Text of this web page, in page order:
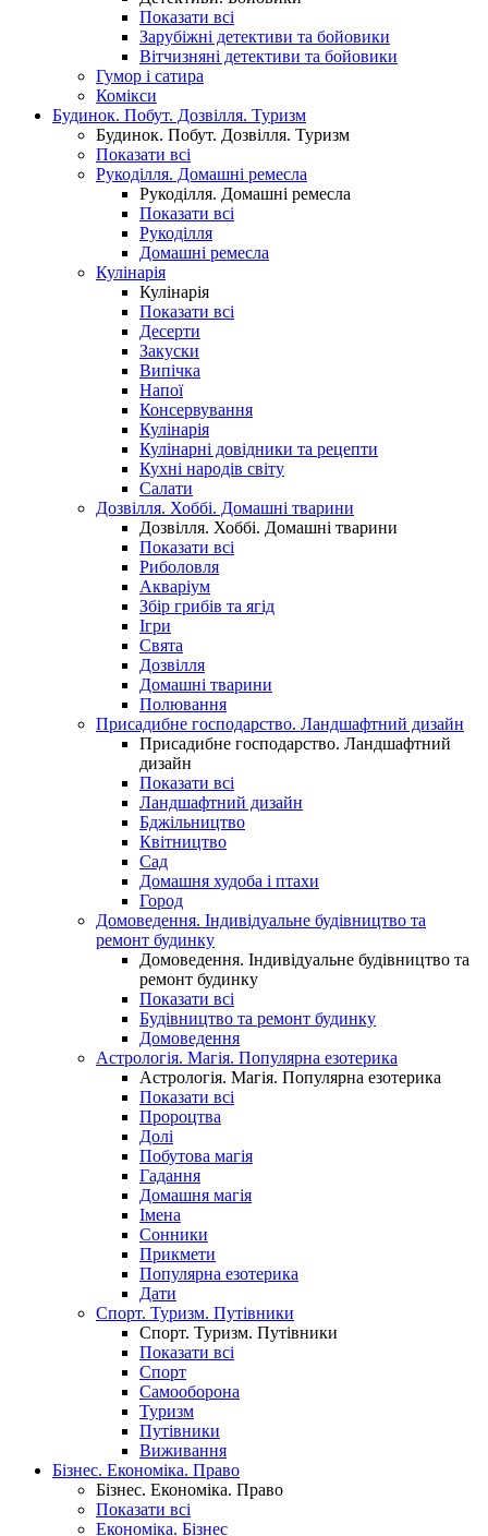
Показати всі
Зарубіжні детективи та бойовики
Вітчизняні детективи та бойовики
Гумор і сатира
Комікси
Будинок. Побут. Дозвілля. Туризм
Будинок. Побут. Дозвілля. Туризм
Показати всі
Рукоділля. Домашні ремесла
Рукоділля. Домашні ремесла
Показати всі
Рукоділля
Домашні ремесла
Кулінарія
Кулінарія
Показати всі
Десерти
Закуски
Випічка
Напої
Консервування
Кулінарія
Кулінарні довідники та рецепти
Кухні народів світу
Салати
Дозвілля. Хоббі. Домашні тварини
Дозвілля. Хоббі. Домашні тварини
Показати всі
Риболовля
Акваріум
Збір грибів та ягід
Ігри
Свята
Дозвілля
Домашні тварини
Полювання
Присадибне господарство. Ландшафтний дизайн
Присадибне господарство. Ландшафтний
дизайн
Показати всі
Ландшафтний дизайн
Бджільництво
Квітництво
Сад
Домашня худоба і птахи
Город
Домоведення. Індивідуальне будівництво та
ремонт будинку
Домоведення. Індивідуальне будівництво та
ремонт будинку
Показати всі
Будівництво та ремонт будинку
Домоведення
Астрологія. Магія. Популярна езотерика
Астрологія. Магія. Популярна езотерика
Показати всі
Пророцтва
Долі
Побутова магія
Гадання
Домашня магія
Імена
Сонники
Прикмети
Популярна езотерика
Дати
Спорт. Туризм. Путівники
Спорт. Туризм. Путівники
Показати всі
Спорт
Самооборона
Туризм
Путівники
Виживання
Бізнес. Економіка. Право
Бізнес. Економіка. Право
Показати всі
Економіка. Бізнес